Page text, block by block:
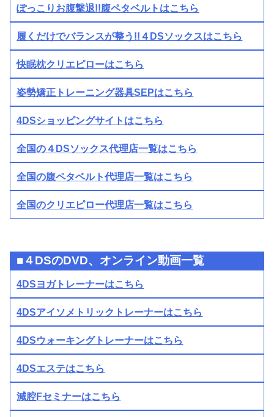
ぽっこりお腹撃退!!腹ペタベルトはこちら
履くだけでバランスが整う!!４DSソックスはこちら
快眠枕クリエピローはこちら
姿勢矯正トレーニング器具SEPはこちら
4DSショッピングサイトはこちら
全国の４DSソックス代理店一覧はこちら
全国の腹ペタベルト代理店一覧はこちら
全国のクリエピロー代理店一覧はこちら
■４DSのDVD、オンライン動画一覧
4DSヨガトレーナーはこちら
4DSアイソメトリックトレーナーはこちら
4DSウォーキングトレーナーはこちら
4DSエステはこちら
減腔Fセミナーはこちら